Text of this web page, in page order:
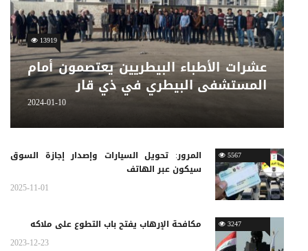
13919
عشرات الأطباء البيطريين يعتصمون أمام
المستشفى البيطري في ذي قار
2024-01-10
5567
المرور: تحويل السيارات وإصدار إجازة السوق
سيكون عبر الهاتف
2025-11-01
3247
مكافحة الإرهاب يفتح باب التطوع على ملاكه
2023-12-23